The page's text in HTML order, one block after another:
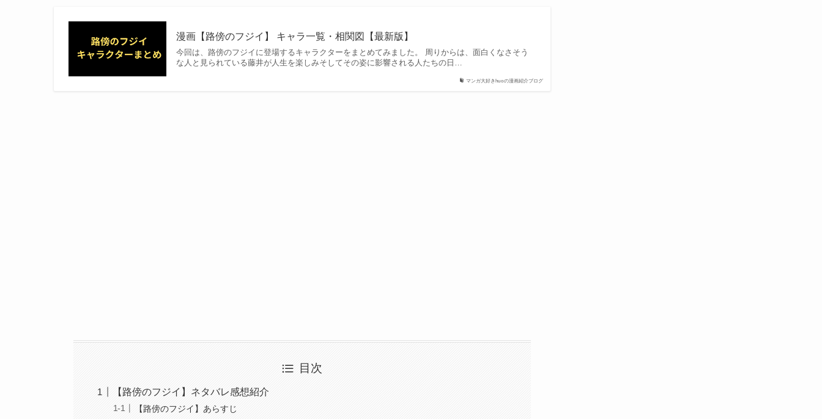
マンガ大好きhuoの漫画紹介ブログ
漫画【路傍のフジイ】 キャラ一覧・相関図【最新版】
今回は、路傍のフジイに登場するキャラクターをまとめてみました。 周りからは、面白くなさそう
な人と見られている藤井が人生を楽しみそしてその姿に影響される人たちの日…
目次
【路傍のフジイ】ネタバレ感想紹介
【路傍のフジイ】あらすじ